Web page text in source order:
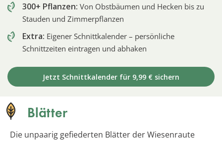
300+ Pflanzen: Von Obstbäumen und Hecken bis zu
Stauden und Zimmerpflanzen
Extra: Eigener Schnittkalender – persönliche
Schnittzeiten eintragen und abhaken
Jetzt Schnittkalender für 9,99 € sichern
Blätter
Die unpaarig gefiederten Blätter der Wiesenraute